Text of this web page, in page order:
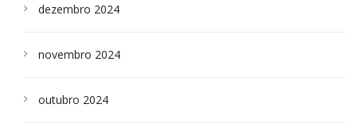
dezembro 2024
novembro 2024
outubro 2024